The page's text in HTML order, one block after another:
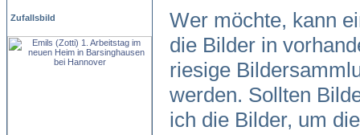
Zufallsbild
Wer möchte, kann
die Bilder in
riesige
werden. Sollten
ich die Bilder, um